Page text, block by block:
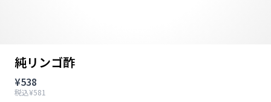
純リンゴ酢
¥538
税込¥581